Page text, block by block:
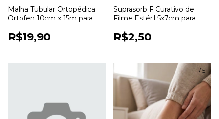
Malha Tubular Ortopédica
Ortofen 10cm x 15m para
Curativos
R$19,90
Suprasorb F Curativo de
Filme Estéril 5x7cm para
R$2,50
1 /5